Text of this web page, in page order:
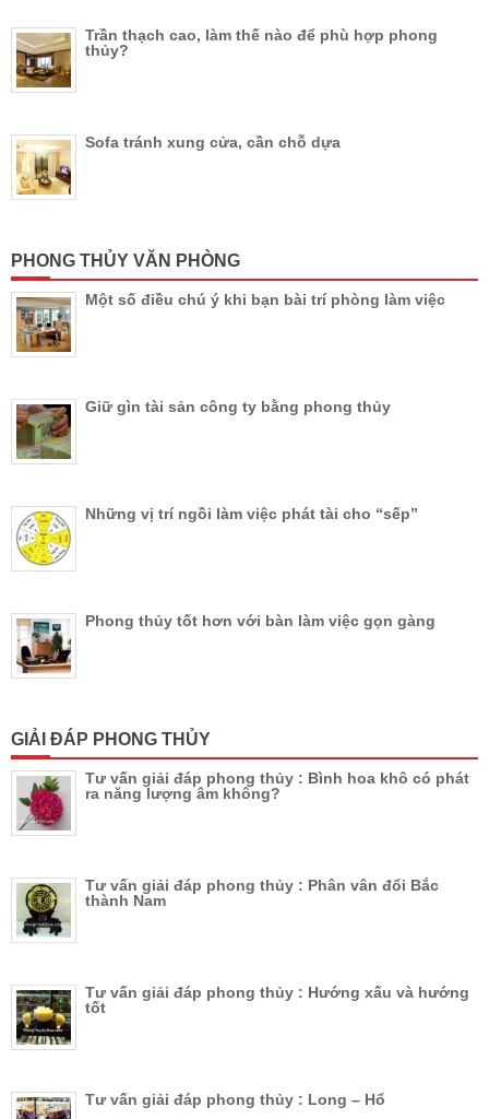
Trần thạch cao, làm thế nào để phù hợp phong
thủy?
Sofa tránh xung cửa, cần chỗ dựa
PHONG THỦY VĂN PHÒNG
Một số điều chú ý khi bạn bài trí phòng làm việc
Giữ gìn tài sản công ty bằng phong thủy
Những vị trí ngồi làm việc phát tài cho “sếp”
Phong thủy tốt hơn với bàn làm việc gọn gàng
GIẢI ĐÁP PHONG THỦY
Tư vấn giải đáp phong thủy : Bình hoa khô có phát
ra năng lượng âm không?
Tư vấn giải đáp phong thủy : Phân vân đổi Bắc
thành Nam
Tư vấn giải đáp phong thủy : Hướng xấu và hướng
tốt
Tư vấn giải đáp phong thủy : Long – Hổ